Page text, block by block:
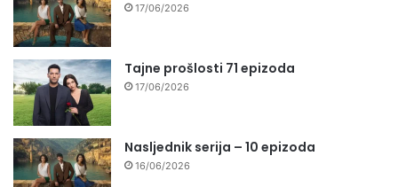
17/06/2026
Tajne prošlosti 71 epizoda
17/06/2026
Nasljednik serija – 10 epizoda
16/06/2026